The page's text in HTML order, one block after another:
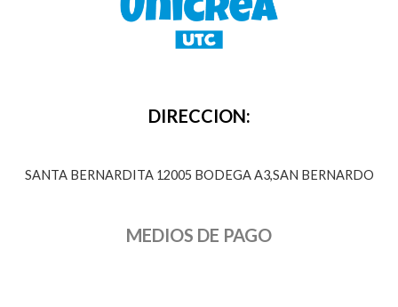
DIRECCION:
SANTA BERNARDITA 12005 BODEGA A3,SAN BERNARDO
MEDIOS DE PAGO